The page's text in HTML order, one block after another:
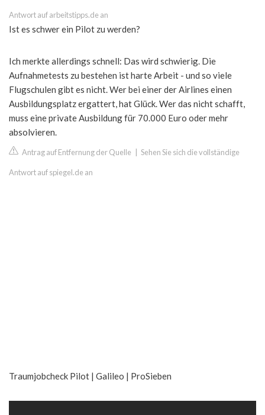
Antwort auf arbeitstipps.de an
Ist es schwer ein Pilot zu werden?
Ich merkte allerdings schnell: Das wird schwierig. Die
Aufnahmetests zu bestehen ist harte Arbeit - und so viele
Flugschulen gibt es nicht. Wer bei einer der Airlines einen
Ausbildungsplatz ergattert, hat Glück. Wer das nicht schafft,
muss eine private Ausbildung für 70.000 Euro oder mehr
absolvieren.
Antrag auf Entfernung der Quelle Sehen Sie sich die vollständige
Antwort auf spiegel.de an
Traumjobcheck Pilot | Galileo | ProSieben